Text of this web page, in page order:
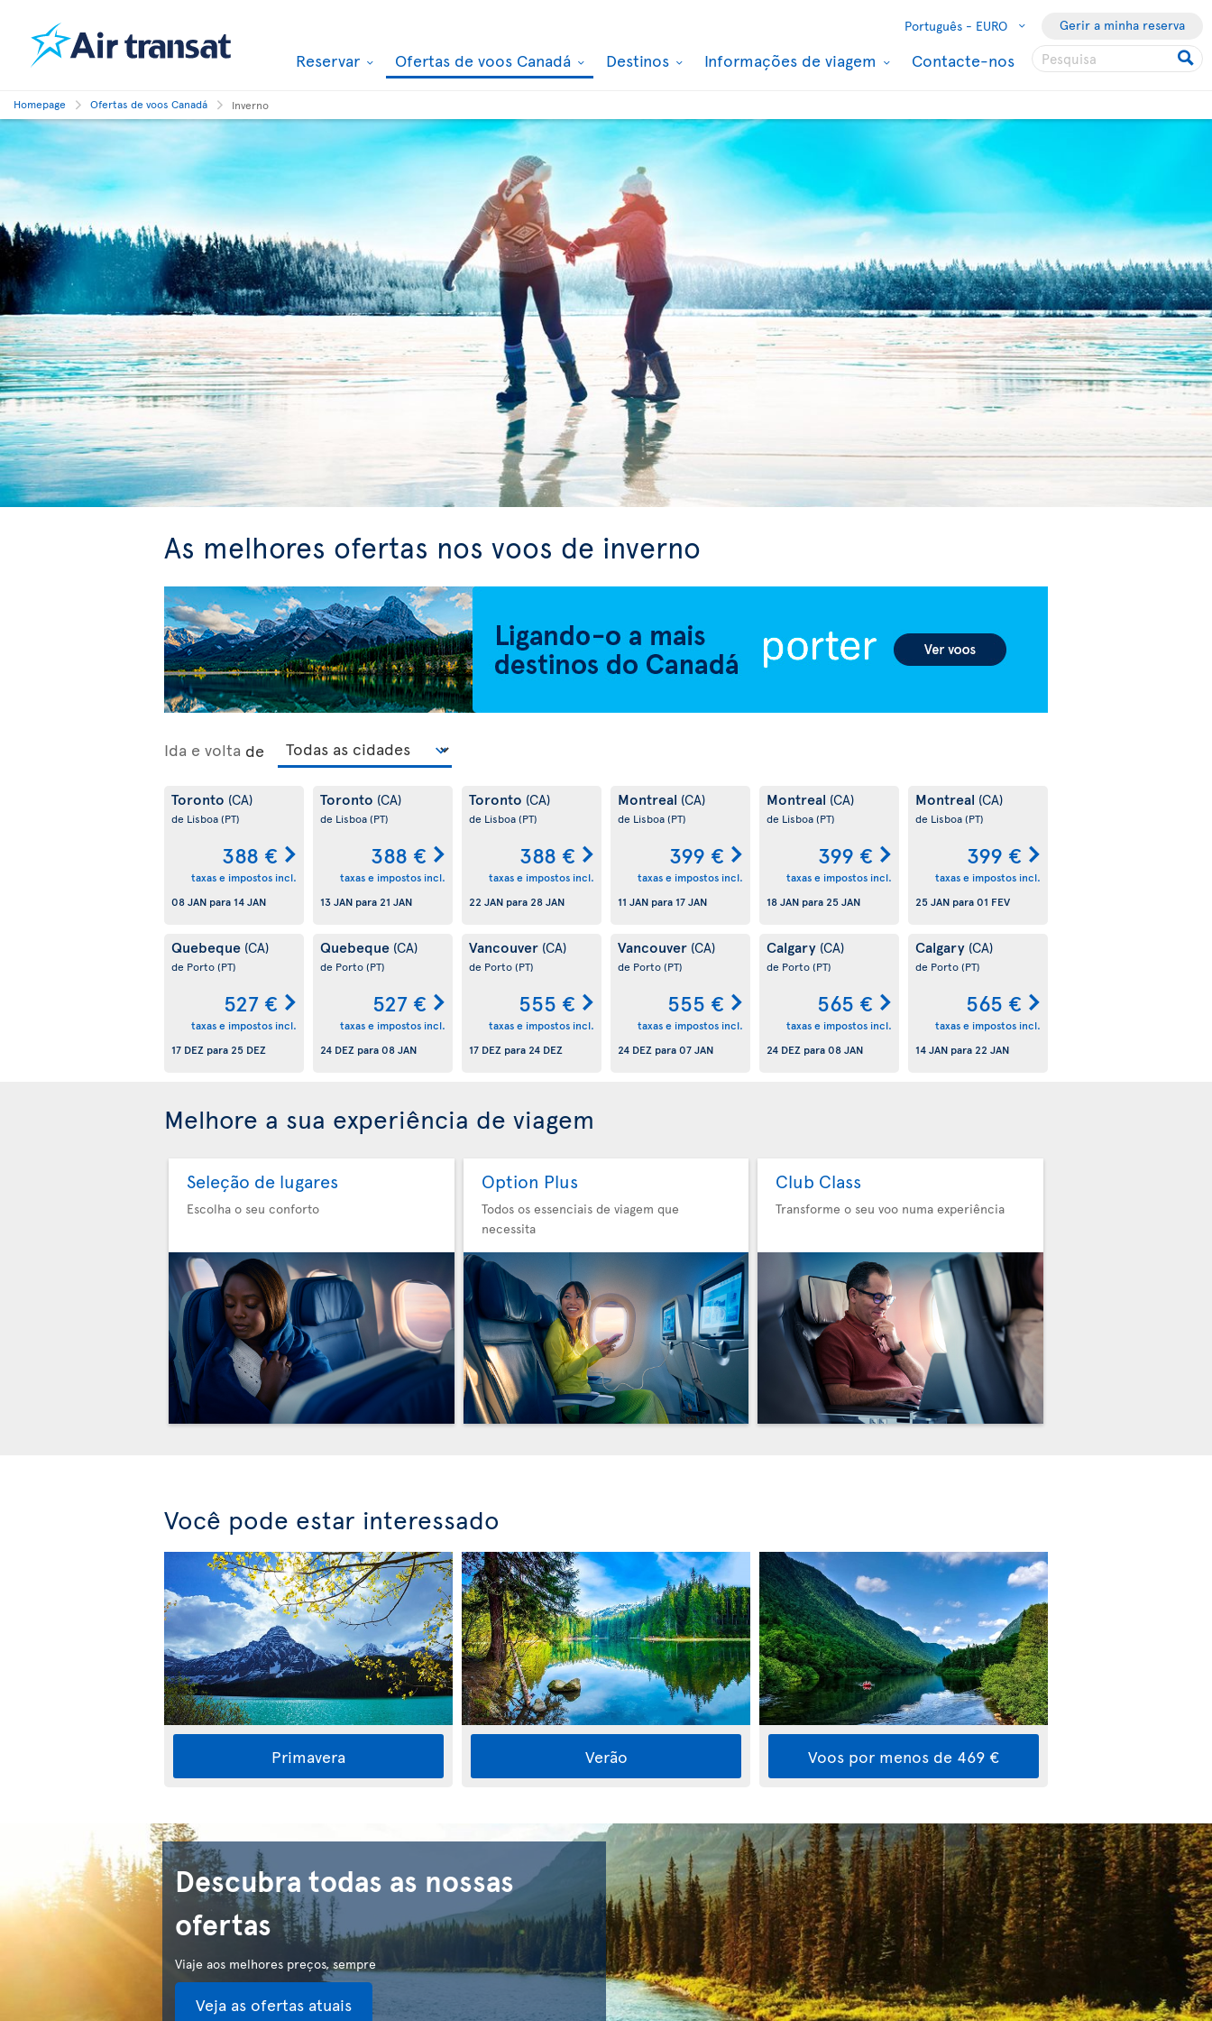
Português - EURO Gerir a minha reserva
Reservar Ofertas de voos Canadá Destinos Informações de viagem Contacte-nos
Homepage Ofertas de voos Canadá Inverno
As melhores ofertas nos voos de inverno
Ida e volta de
Toronto (CA)
de Lisboa(PT)
388 €
taxas e impostos incl.
08 JAN para 14 JAN
Toronto (CA)
de Lisboa(PT)
388 €
taxas e impostos incl.
13 JANpara21 JAN
Toronto (CA)
de Lisboa(PT)
388 €
taxas e impostos incl.
22 JANpara28 JAN
Montreal (CA)
de Lisboa(PT)
399 €
taxas e impostos incl.
11 JANpara 17 JAN
Montreal (CA)
de Lisboa(PT)
399 €
taxas e impostos incl.
18 JANpara25 JAN
Montreal (CA)
de Lisboa(PT)
399 €
taxas e impostos incl.
25 JANpara01 FEV
Quebeque (CA)
de Porto(PT)
527 €
taxas e impostos incl.
17 DEZ para25 DEZ
Quebeque (CA)
de Porto(PT)
527 €
taxas e impostos incl.
24 DEZpara08 JAN
Vancouver (CA)
de Porto(PT)
555 €
taxas e impostos incl.
17 DEZpara24 DEZ
Vancouver (CA)
de Porto(PT)
555 €
taxas e impostos incl.
24 DEZpara07 JAN
Calgary (CA)
de Porto(PT)
565 €
taxas e impostos incl.
24 DEZpara08 JAN
Calgary (CA)
de Porto(PT)
565 €
taxas e impostos incl.
14 JANpara22 JAN
Melhore a sua experiência de viagem
Seleção de lugares
Escolha o seu conforto
Option Plus
Todos os essenciais de viagem que
necessita
Club Class
Transforme o seu voo numa experiência
Você pode estar interessado
Primavera Verão Voos por menos de 469 €
Descubra todas as nossas
ofertas
Viaje aos melhores preços, sempre
Veja as ofertas atuais